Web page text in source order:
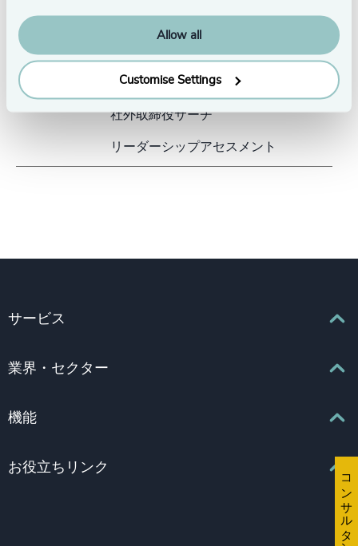
Allow all
Customise Settings
従業員数
全拠点合計 700名 (内、コンサルタン
事業概要 エクゼクティブサーチ
社外取締役サーチ
リーダーシップアセスメント
サービス
エグゼクティブサーチ
DEIコンサルティング
業界・セクター
コンサルティング・プロフェッショナルサービス
教育分野
機能
取締役
お役立ちリンク